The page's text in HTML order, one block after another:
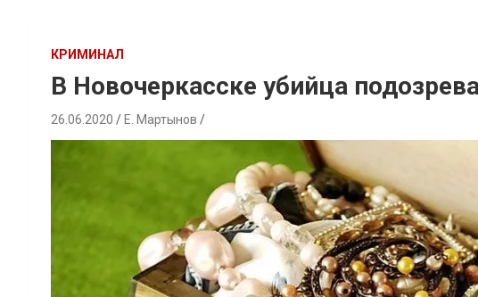
КРИМИНАЛ
В Новочеркасске убийца
26.06.2020 Е. Мартынов